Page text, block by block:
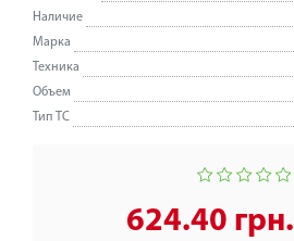
Наличие
Марка
Техника
Объем
Тип ТС
624.40 грн.